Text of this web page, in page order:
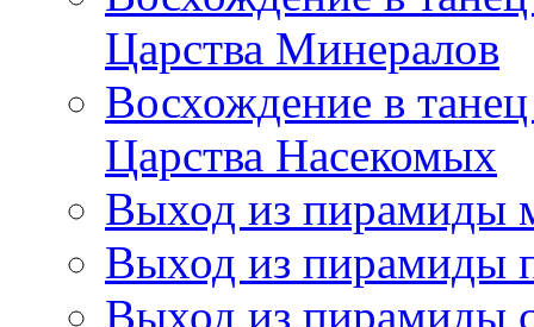
Царства Минералов
Восхождение в
Царства Насекомых
Выход из пирамиды
Выход из пирамиды
Выход из пирамиды